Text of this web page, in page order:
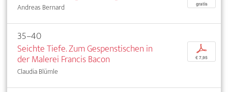
Andreas Bernard gratis
35–40
Seichte Tiefe. Zum Gespenstischen in
der Malerei Francis Bacon
Claudia Blümle
p
€ 7,95